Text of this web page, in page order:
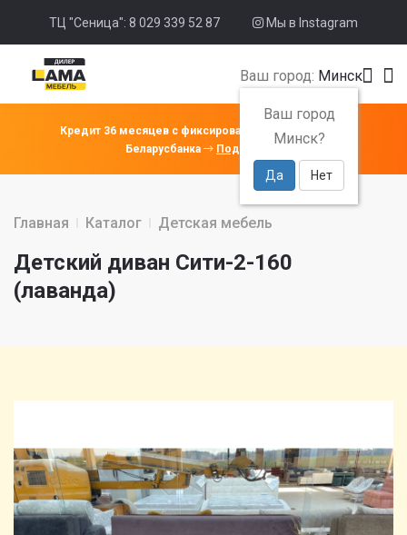
ТЦ "Сеница": 8 029 339 52 87 Мы в Instagram
Ваш город: Минск
Ваш город
Минск?
Да Нет
Кредит 36 месяцев с фиксированной ставкой 4% от
Беларусбанка
Подробнее
Главная Каталог Детская мебель
Детский диван Сити-2-160
(лаванда)